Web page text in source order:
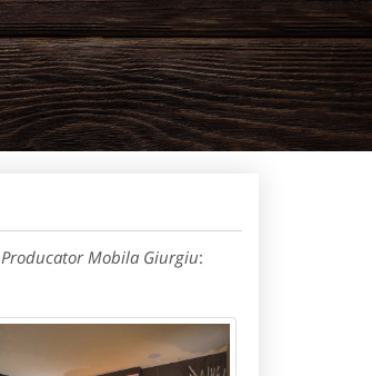
Producator Mobila Giurgiu: